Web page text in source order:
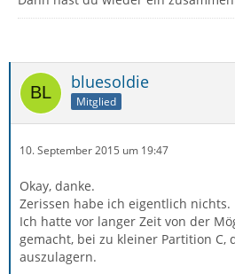
bluesoldie
Mitglied
10. September 2015 um 19:47
Okay, danke.
Zerissen habe ich eigentlich nichts.
Ich hatte vor langer Zeit von der
gemacht, bei zu kleiner Partition C,
auszulagern.